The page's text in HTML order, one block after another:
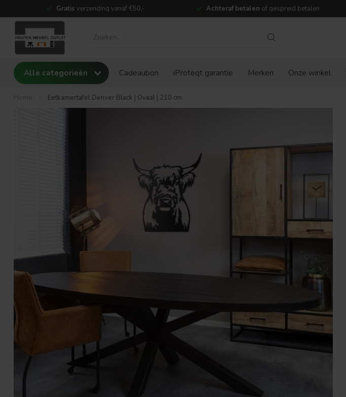
Gratis verzending vanaf €50,- Achteraf betalen of gespreid betalen
Alle categorieën Cadeaubon iProteqt garantie Merken Onze winkel
Home Eetkamertafel Denver Black | Ovaal | 210 cm